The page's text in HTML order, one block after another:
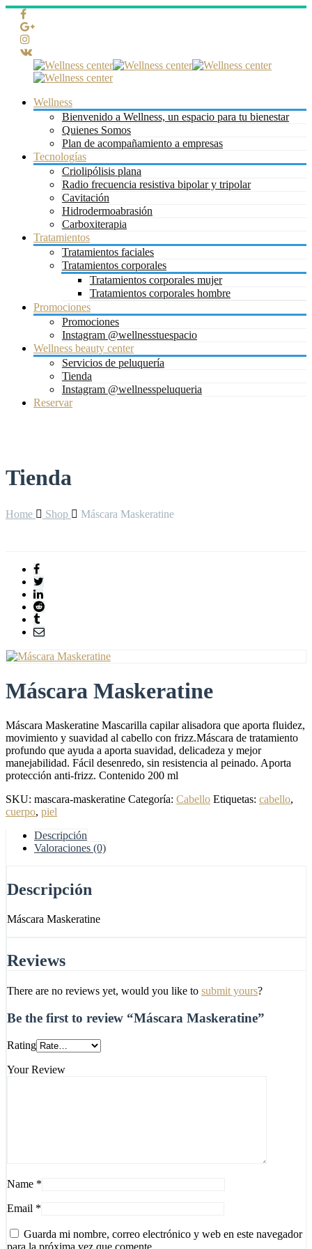
Wellness
Bienvenido a Wellness, un espacio para tu bienestar
Quienes Somos
Plan de acompañamiento a empresas
Tecnologías
Criolipólisis plana
Radio frecuencia resistiva bipolar y tripolar
Cavitación
Hidrodermoabrasión
Carboxiterapia
Tratamientos
Tratamientos faciales
Tratamientos corporales
Tratamientos corporales mujer
Tratamientos corporales hombre
Promociones
Promociones
Instagram @wellnesstuespacio
Wellness beauty center
Servicios de peluquería
Tienda
Instagram @wellnesspeluqueria
Reservar
Tienda
Home Shop Máscara Maskeratine
Máscara Maskeratine
Máscara Maskeratine Mascarilla capilar alisadora que aporta fluidez,
movimiento y suavidad al cabello con frizz.Máscara de tratamiento
profundo que ayuda a aporta suavidad, delicadeza y mejor
manejabilidad. Fácil desenredo, sin resistencia al peinado. Aporta
protección anti-frizz. Contenido 200 ml
SKU: mascara-maskeratine Categoría: Cabello Etiquetas: cabello,
cuerpo, piel
Descripción
Valoraciones (0)
Descripción
Máscara Maskeratine
Reviews
There are no reviews yet, would you like to submit yours?
Be the first to review “Máscara Maskeratine”
Rating
Your Review
Name *
Email *
Guarda mi nombre, correo electrónico y web en este navegador
para la próxima vez que comente.